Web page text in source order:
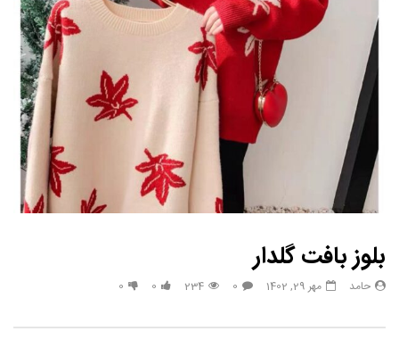
بلوز بافت گلدار
حامد مهر 29, 1402 0
234
0
0